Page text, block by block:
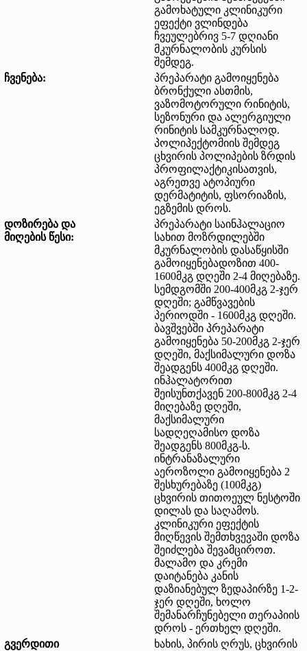
გამოხატული კლინიკური
ეფექტი ვლინდება
ჩვეულებრივ 5-7 დღიანი
მკურნალობის კურსის
შემდეგ.
ჩვენება:
პრეპარატი გამოიყენება
ბრონქული ასთმის,
ვაზომოტორული რინიტის,
სეზონური და ალერგიული
რინიტის სამკურნალოდ.
პოლიპექტომიის შემდეგ
ცხვირის პოლიპების ზრდის
პროფილაქტიკისათვის,
აგრეთვე ატოპიური
დერმატიტის, ფსორიაზის,
ეგზემის დროს.
დოზირება და
მიღების წესი:
პრეპარატი საინჰალაციო
სახით მოზრდილებში
მკურნალობის დასაწყისში
გამოიყენებადოზით 400-
1600მკგ დღეში 2-4 მიღებაზე.
სემდგომში 200-400მკგ 2-ჯერ
დღეში; გამწვავების
პერიოდში - 1600მკგ დღეში.
ბავშვებში პრეპარატი
გამოიყენება 50-200მკგ 2-ჯერ
დღეში, მაქსიმალური დოზა
შეადგენს 400მკგ დღეში.
ინჰალატორით
შეისუნთქავენ 200-800მკგ 2-4
მიღებაზე დღეში,
მაქსიმალური
სადღეღამისო დოზა
შეადგენს 800მკგ-ს.
ინტრანაზალური
აეროზოლი გამოიყენება 2
შესხურებაზე (100მკგ)
ცხვირის თითოეულ ნესტოში
დილას და საღამოს.
კლინიკური ეფექტის
მიღწევის შემთხვევაში დოზა
შეიძლება შევამციროთ.
მალამო და კრემი
დაიტანება კანის
დაზიანებულ ზედაპირზე 1-2-
ჯერ დღეში, ხოლო
შემანარჩუნებელი თერაპიის
დროს - ერთხელ დღეში.
გვერდითი
ხახის, პირის ღრუს, ცხვირის